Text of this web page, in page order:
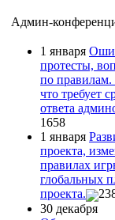
Админ-
1 января
протесты,
по правилам.
что требует
ответа
1658
1 января
проекта,
правилах
глобальных
проекта.
30 декабря